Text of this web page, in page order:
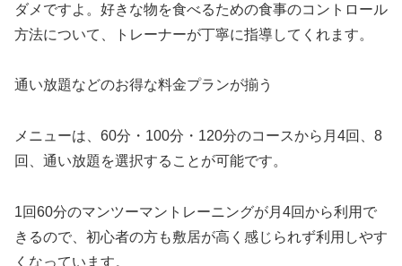
ダメですよ。好きな物を食べるための食事のコントロール
方法について、トレーナーが丁寧に指導してくれます。
通い放題などのお得な料金プランが揃う
メニューは、60分・100分・120分のコースから月4回、8
回、通い放題を選択することが可能です。
1回60分のマンツーマントレーニングが月4回から利用で
きるので、初心者の方も敷居が高く感じられず利用しやす
くなっています。